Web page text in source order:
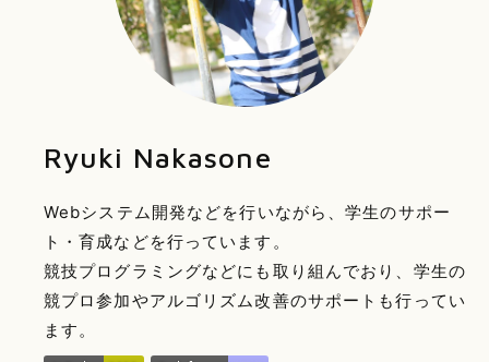
Ryuki Nakasone
Webシステム開発などを行いながら、学生のサポー
ト・育成などを行っています。
競技プログラミングなどにも取り組んでおり、学生の
競プロ参加やアルゴリズム改善のサポートも行ってい
ます。